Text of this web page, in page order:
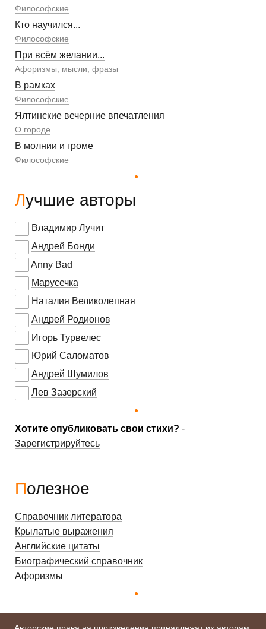
Философские
Кто научился...
Философские
При всём желании...
Афоризмы, мысли, фразы
В рамках
Философские
Ялтинские вечерние впечатления
О городе
В молнии и громе
Философские
Лучшие авторы
Владимир Лучит
Андрей Бонди
Anny Bad
Марусечка
Наталия Великолепная
Андрей Родионов
Игорь Турвелес
Юрий Саломатов
Андрей Шумилов
Лев Зазерский
Хотите опубликовать свои стихи? -
Зарегистрируйтесь
Полезное
Справочник литератора
Крылатые выражения
Английские цитаты
Биографический справочник
Афоризмы